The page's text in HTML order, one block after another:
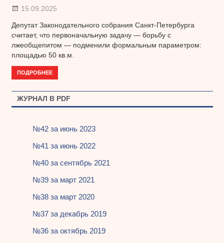
15.09.2025
Депутат Законодательного собрания Санкт-Петербурга
считает, что первоначальную задачу — борьбу с
лжеобщепитом — подменили формальным параметром:
площадью 50 кв.м.
ПОДРОБНЕЕ
ЖУРНАЛ В PDF
№42 за июнь 2023
№41 за июнь 2022
№40 за сентябрь 2021
№39 за март 2021
№38 за март 2020
№37 за декабрь 2019
№36 за октябрь 2019